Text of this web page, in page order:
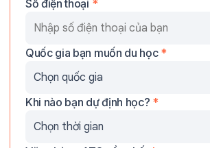
Số điện thoại *
Quốc gia bạn muốn du học *
Khi nào bạn dự định học? *